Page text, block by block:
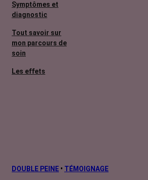
Symptômes et
diagnostic
Tout savoir sur
mon parcours de
soin
Les effets
L’après cancer
DOUBLE PEINE • TÉMOIGNAGE